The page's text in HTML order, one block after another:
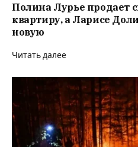
Полина Лурье продает
квартиру, а Ларисе
новую
Читать далее